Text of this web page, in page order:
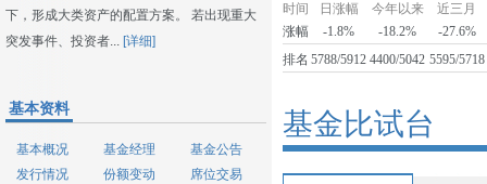
下，形成大类资产的配置方案。 若出现重大
突发事件、投资者... [详细]
基本资料
基本概况 基金经理
基金公告
发行情况
份额变动
席位交易
时间 日涨幅 今年以来
近三月
涨幅
-1.8% -18.2%
-27.6%
排名 5788/5912 4400/5042 5595/5718
基金比试台